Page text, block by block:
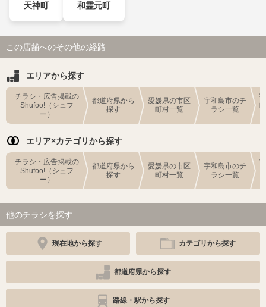
天神町 和霊元町
この店舗へのその他の経路
エリアから探す
チラシ・広告掲載の
Shufoo!（シュフ
ー）
都道府県から
探す
愛媛県の市区
町村一覧
宇和島市のチ
ラシ一覧
エリア×カテゴリから探す
チラシ・広告掲載の
Shufoo!（シュフ
ー）
都道府県から
探す
愛媛県の市区
町村一覧
宇和島市のチ
ラシ一覧
他のチラシを探す
現在地から探す カテゴリから探す
都道府県から探す
路線・駅から探す